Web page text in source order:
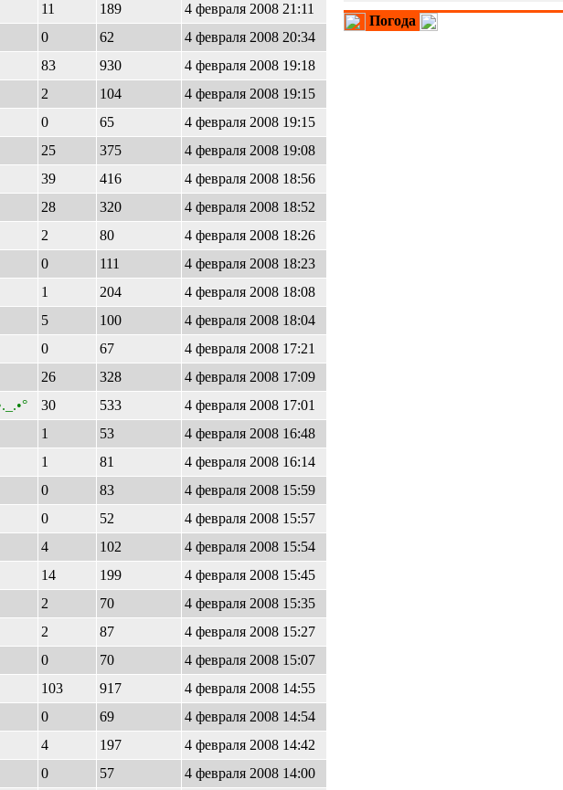
11 189
4 февраля 2008 21:11
0 62
4 февраля 2008 20:34
83 930
4 февраля 2008 19:18
2 104
4 февраля 2008 19:15
0 65
4 февраля 2008 19:15
25 375
4 февраля 2008 19:08
39 416
4 февраля 2008 18:56
28 320
4 февраля 2008 18:52
2 80
4 февраля 2008 18:26
0 111
4 февраля 2008 18:23
1 204
4 февраля 2008 18:08
5 100
4 февраля 2008 18:04
0 67
4 февраля 2008 17:21
26 328
4 февраля 2008 17:09
30 533
4 февраля 2008 17:01
1 53
4 февраля 2008 16:48
1 81
4 февраля 2008 16:14
0 83
4 февраля 2008 15:59
0 52
4 февраля 2008 15:57
4 102
4 февраля 2008 15:54
14 199
4 февраля 2008 15:45
2 70
4 февраля 2008 15:35
2 87
4 февраля 2008 15:27
0 70
4 февраля 2008 15:07
103 917
4 февраля 2008 14:55
0 69
4 февраля 2008 14:54
4 197
4 февраля 2008 14:42
0 57
4 февраля 2008 14:00
Погода